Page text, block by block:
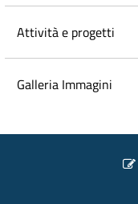
Attività e progetti
Galleria Immagini